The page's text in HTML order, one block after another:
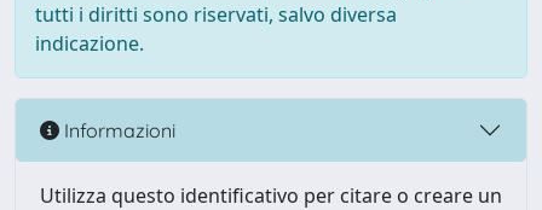
tutti i diritti sono riservati, salvo diversa
indicazione.
Informazioni
Utilizza questo identificativo per citare o creare un